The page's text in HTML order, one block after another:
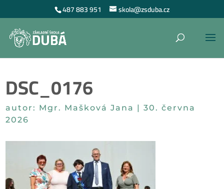
487 883 951 skola@zsduba.cz
DSC_0176
autor: Mgr. Mašková Jana |30. června
2026